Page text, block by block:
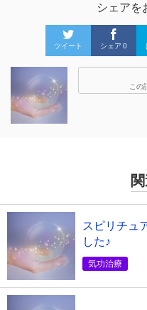
シェアを
ツイート シェア 0
この
スピリチュ
した♪
気功治療